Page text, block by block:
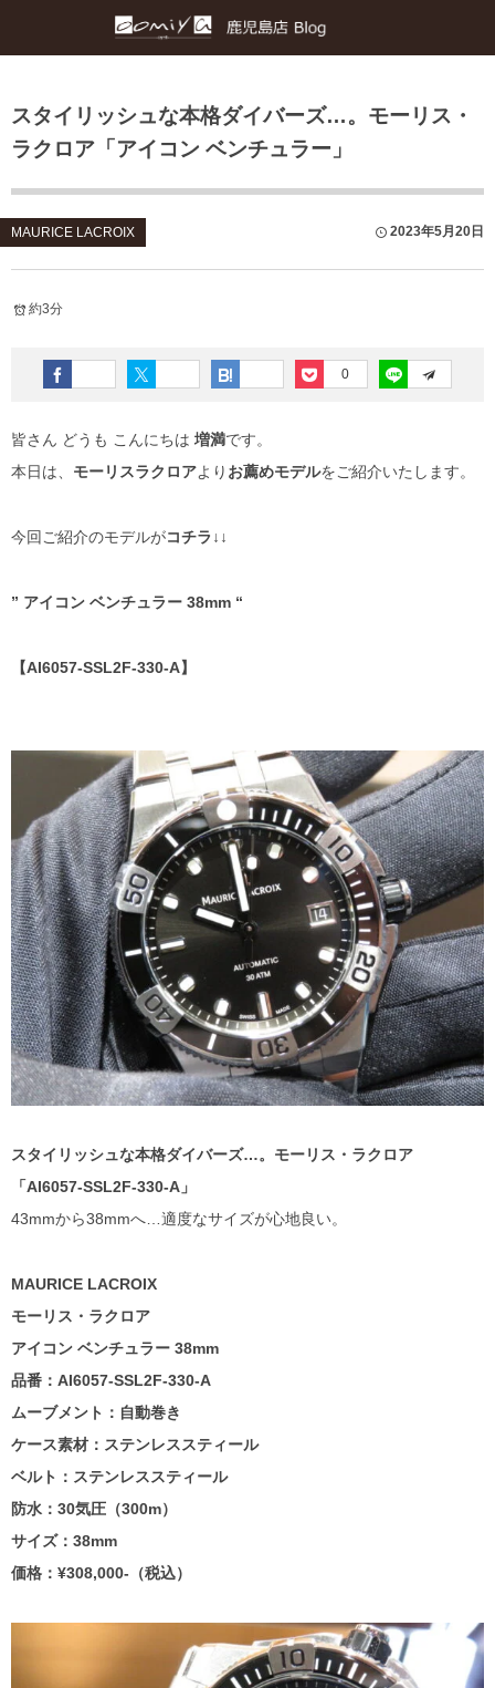
スタイリッシュな本格ダイバーズ…。モーリス・
ラクロア「アイコン ベンチュラー」
MAURICE LACROIX 2023年5月20日
約3分
0
皆さん どうも こんにちは 増満です。
本日は、 モーリスラクロアより お薦めモデルをご紹介いたします。
今回ご紹介のモデルがコチラ↓↓
” アイコン ベンチュラー 38mm “
【AI6057-SSL2F-330-A】
スタイリッシュな本格ダイバーズ…。 モーリス・ラクロア
「AI6057-SSL2F-330-A」
43mmから38mmへ…適度なサイズが心地良い。
MAURICE LACROIX
モーリス・ラクロア
アイコン ベンチュラー 38mm
品番：AI6057-SSL2F-330-A
ムーブメント：自動巻き
ケース素材：ステンレススティール
ベルト：ステンレススティール
防水：30気圧（300m）
サイズ：38mm
価格：¥308,000-（税込）
TAG Heuer
PANERAI
EDOX
MAURICE LACROIX
GARMIN
OSSO ITALY
Jean Rousseau
和歌山本店
京都店
ブライトリング ブティック 京都
チューダー ブティック by OOMIYA
ジラール・ペルゴ ブティック 大阪